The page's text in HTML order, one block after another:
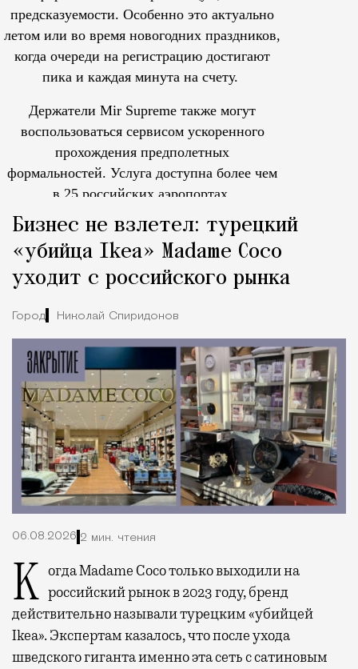
предсказуемости. Особенно это актуально
летом или во время новогодних праздников,
когда очереди на регистрацию достигают
пика и каждая минута на счету.
Держатели Mir Supreme также могут
воспользоваться сервисом ускоренного
прохождения предполетных
формальностей. Услуга доступна более чем
в 25 российских аэропортах.
Бизнес не взлетел: турецкий
«убийца Ikea» Madame Coco
уходит с российского рынка
Город Николай Спиридонов
06.08.2026 2 мин. чтения
Когда Madame Coco только выходили на российский рынок в 2023 году, бренд
действительно называли турецким «убийцей
Ikea». Экспертам казалось, что после ухода
шведского гиганта именно эта сеть с сатиновым